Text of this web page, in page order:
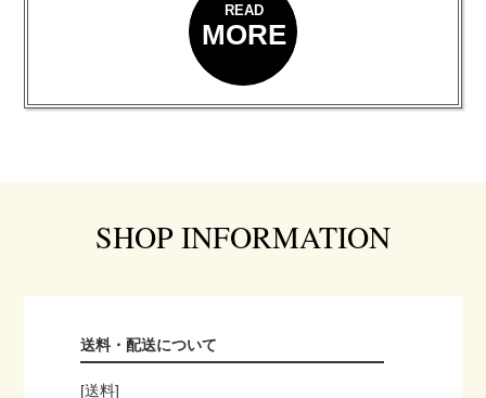
READ
MORE
SHOP INFORMATION
送料・配送について
[送料]